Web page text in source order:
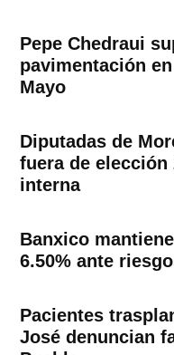
Pepe Chedraui
pavimentación
Mayo
Diputadas de
fuera de elección
interna
Banxico
6.50% ante
Pacientes
José denuncian